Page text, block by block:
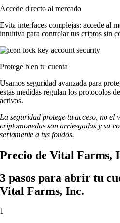
Accede directo al mercado
Evita interfaces complejas: accede al
intuitiva para controlar tus criptos sin
Protege bien tu cuenta
Usamos seguridad avanzada para
estas medidas regulan los protocolos
activos.
La seguridad protege tu acceso, no el
criptomonedas son arriesgadas y su
seriamente a tus fondos.
Precio de Vital Farms,
3 pasos para abrir tu
Vital Farms, Inc.
1